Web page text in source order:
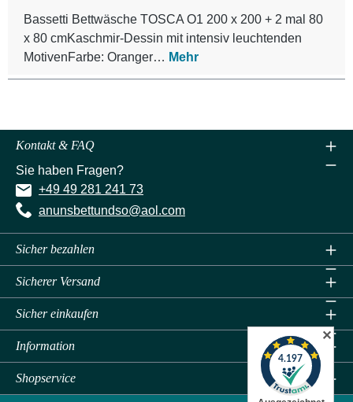
Bassetti Bettwäsche TOSCA O1 200 x 200 + 2 mal 80
x 80 cmKaschmir-Dessin mit intensiv leuchtenden
MotivenFarbe: Oranger… Mehr
Kontakt & FAQ
Sie haben Fragen?
+49 49 281 241 73
anunsbettundso@aol.com
Sicher bezahlen
Sicherer Versand
Sicher einkaufen
Information
Shopservice
✕